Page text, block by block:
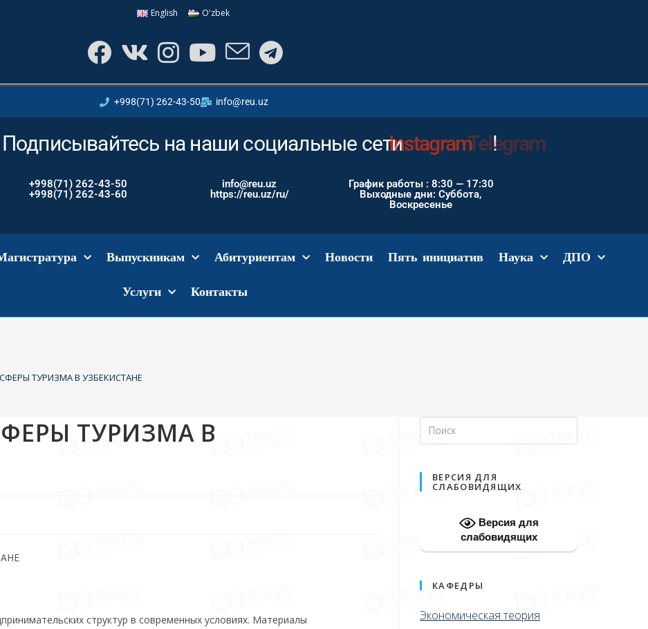
English Oʻzbek
+998(71) 262-43-50 info@reu.uz
Подписывайтесь на наши социальные сетиInstagram !
+998(71) 262-43-50
+998(71) 262-43-60
info@reu.uz
https://reu.uz/ru/
График работы : 8:30 — 17:30
Выходные дни: Суббота,
Воскресенье
Выпускникам Абитуриентам Новости Пять инициатив Наука ДПО
Услуги Контакты
ТУРИЗМА В УЗБЕКИСТАНЕ
ТУРИЗМА В
структур в современных условиях. Материалы
ВЕРСИЯ ДЛЯ
СЛАБОВИДЯЩИХ
Версия для
слабовидящих
КАФЕДРЫ
Экономическая теория